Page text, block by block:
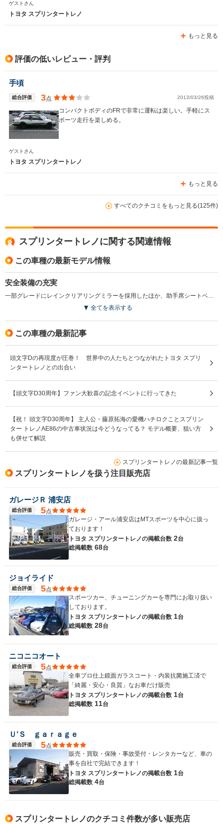
ゲストさん
トヨタ スプリンタートレノ
もっと見る
評価の低いレビュー・評判
手頃
総合評価 3点 2013/03/26投稿
コンパクトボディのFRで非常に運転は楽しい。手軽にス
ポーツ走行を楽しめる。
ゲストさん
トヨタ スプリンタートレノ
もっと見る
すべてのクチコミをもっと見る(125件)
スプリンタートレノに関する関連情報
この車種の最新モデル情報
安全装備の充実
一部グレードにレインクリアリングミラーを採用したほか、助手席シートベルト非装着警告灯を全車に採用し、タイヤ空気圧警報システムの設定を拡大した。(1998.4)
全てを表示する
この車種の最新記事
頭文字Dの再現度が圧巻！ 世界中の人たちとつながれたトヨタ スプリ
ンタートレノとの出合い
【頭文字D30周年】ファン大歓喜の記念イベントに行ってきた
【祝！ 頭文字D30周年】 主人公・藤原拓海の愛機ハチロクことスプリン
ター トレノAE86の中古車状況は今どうなってる？ モデル概要、狙い方
も併せて解説
スプリンタートレノの最新記事一覧
スプリンタートレノを扱う注目販売店
ガレージＲ 浦安店
総合評価 5点
ガレージ・アール浦安店はMTスポーツを中心に扱っ
ております！
トヨタ スプリンタートレノの掲載台数 2台
総掲載数 68台
ジョイライド
総合評価 5点
スポーツカー、チューニングカーを専門にお取り扱い
しております。
トヨタ スプリンタートレノの掲載台数 1台
総掲載数 28台
ニコニコオート
総合評価 5点
全車プロ仕上鏡面ガラスコート・内装抗菌施工済で
「綺麗・安心・良質」なお車だけ販売
トヨタ スプリンタートレノの掲載台数 1台
総掲載数 11台
Ｕ’Ｓ ｇａｒａｇｅ
総合評価 5点
販売・買取・保険・事故受付・レンタカーなど、車の
事を自社で完結できます！
トヨタ スプリンタートレノの掲載台数 1台
総掲載数 4台
スプリンタートレノのクチコミ件数が多い販売店